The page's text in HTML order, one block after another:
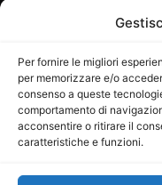
Per fornire le migliori
per memorizzare e/o
consenso a queste
comportamento di
acconsentire o ritirare il
caratteristiche e funzioni.
Direttore
Direttore